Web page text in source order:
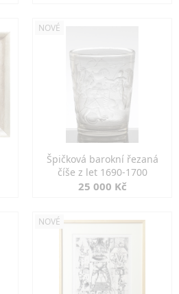
NOVÉ
Špičková barokní řezaná
číše z let 1690-1700
25 000 Kč
NOVÉ